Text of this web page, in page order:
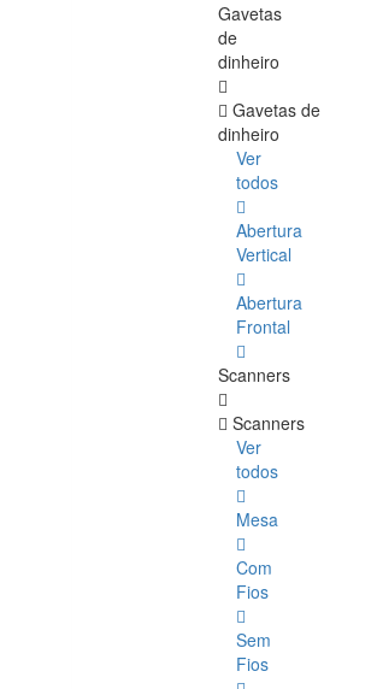
Gavetas
de
dinheiro
Gavetas de
dinheiro
Ver
todos
Abertura
Vertical
Abertura
Frontal
Scanners
Scanners
Ver
todos
Mesa
Com
Fios
Sem
Fios